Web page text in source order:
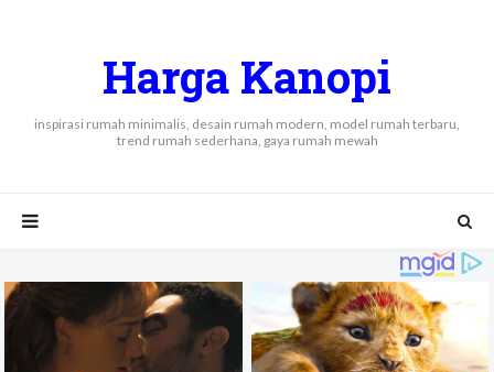
Harga Kanopi
inspirasi rumah minimalis, desain rumah modern, model rumah terbaru,
trend rumah sederhana, gaya rumah mewah